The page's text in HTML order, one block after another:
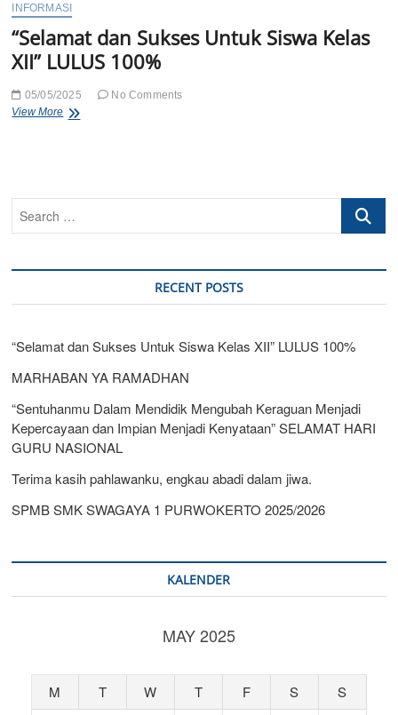
INFORMASI
“Selamat dan Sukses Untuk Siswa Kelas
XII” LULUS 100%
05/05/2025
No Comments
View More“Selamat
LULUS
Search
RECENT POSTS
“Selamat dan Sukses Untuk Siswa Kelas XII” LULUS 100%
MARHABAN YA RAMADHAN
“Sentuhanmu Dalam Mendidik Mengubah Keraguan Menjadi
Kepercayaan dan Impian Menjadi Kenyataan” SELAMAT HARI
GURU NASIONAL
Terima kasih pahlawanku, engkau abadi dalam jiwa.
SPMB SMK SWAGAYA 1 PURWOKERTO 2025/2026
KALENDER
MAY 2025
M T W T F S
S